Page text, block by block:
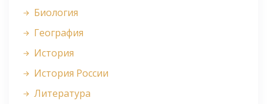
Биология
География
История
История России
Литература